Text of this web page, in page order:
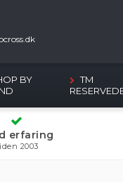
BY
TM
erfaring
2003